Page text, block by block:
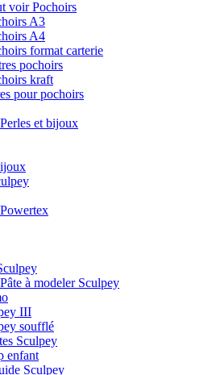
voir Pochoirs
A3
A4
format carterie
pochoirs
kraft
pour pochoirs
et bijoux
à modeler Sculpey
III
soufflé
Sculpey
enfant
Sculpey